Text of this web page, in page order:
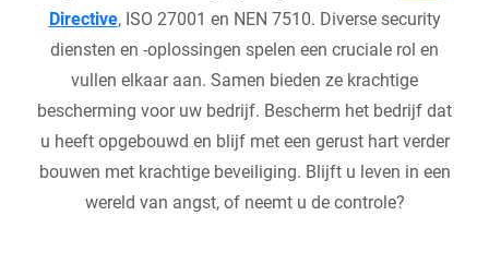
Directive, ISO 27001 en NEN 7510. Diverse security
diensten en -oplossingen spelen een cruciale rol en
vullen elkaar aan. Samen bieden ze krachtige
bescherming voor uw bedrijf. Bescherm het bedrijf dat
u heeft opgebouwd en blijf met een gerust hart verder
bouwen met krachtige beveiliging. Blijft u leven in een
wereld van angst, of neemt u de controle?